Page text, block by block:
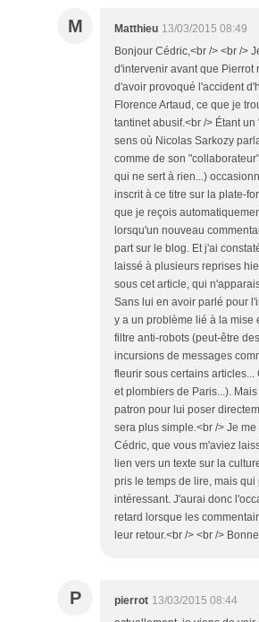
M Matthieu 13/03/2015 08:49
Bonjour Cédric,<br /> <br />
d'intervenir avant que Pierrot
d'avoir provoqué l'accident
Florence Artaud, ce que je
tantinet abusif.<br /> Étant
sens où Nicolas Sarkozy
comme de son
qui ne sert à rien...)
inscrit à ce titre sur la plate-
que je reçois
lorsqu'un nouveau
part sur le blog. Et j'ai
laissé à plusieurs reprises
sous cet article, qui
Sans lui en avoir parlé pour
y a un problème lié à la mise
filtre anti-robots (peut-être
incursions de messages
fleurir sous certains articles...
et plombiers de Paris...).
patron pour lui poser
sera plus simple.<br /> Je
Cédric, que vous m'aviez
lien vers un texte sur la
pris le temps de lire, mais qui
intéressant. J'aurai donc
retard lorsque les
leur retour.<br /> <br />
P pierrot 13/03/2015 08:44